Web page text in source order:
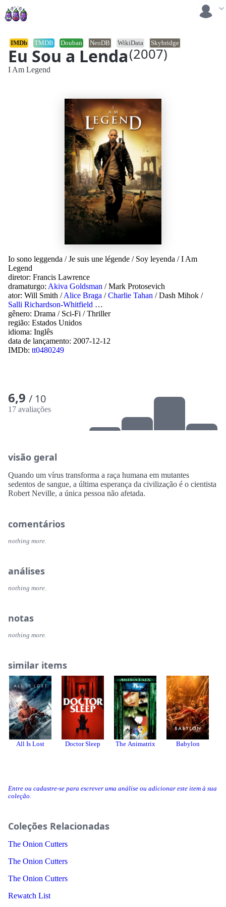
Eu Sou a Lenda (2007)
IMDb TMDB Douban NeoDB WikiData Skybridge
Entre ou cadastre-se para escrever uma análise ou adicionar este item à sua
coleção.
Coleções Relacionadas
The Onion Cutters
The Onion Cutters
The Onion Cutters
Rewatch List
Io sono leggenda /Je suis une légende / Soy leyenda /I Am
Legend
diretor: Francis Lawrence
dramaturgo: Akiva Goldsman /Mark Protosevich
ator: Will Smith /Alice Braga /Charlie Tahan /Dash Mihok /
Salli Richardson-Whitfield …
gênero: Drama / Sci-Fi /Thriller
região: Estados Unidos
idioma: Inglês
data de lançamento: 2007-12-12
IMDb: tt0480249
6,9 / 10
17 avaliações
I Am Legend
visão geral
Quando um vírus transforma a raça humana em mutantes
sedentos de sangue, a última esperança da civilização é o cientista
Robert Neville, a única pessoa não afetada.
comentários
nothing more.
análises
nothing more.
notas
nothing more.
similar items
All Is Lost Doctor Sleep The Animatrix Babylon